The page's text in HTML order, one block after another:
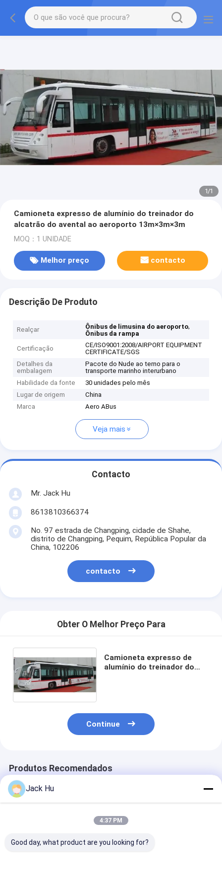
1/1
Camioneta expresso de alumínio do treinador do
alcatrão do avental ao aeroporto 13m×3m×3m
MOQ：1 UNIDADE
Melhor preço contacto
Descrição De Produto
Realçar Ônibus de limusina do aeroporto,
Ônibus da rampa
Certificação
CE/ISO9001:2008/AIRPORT EQUIPMENT
CERTIFICATE/SGS
Detalhes da
embalagem
Pacote do Nude ao terno para o
transporte marinho interurbano
Habilidade da fonte
30 unidades pelo mês
Lugar de origem
China
Marca
Aero ABus
Veja mais
Contacto
Mr. Jack Hu
8613810366374
No. 97 estrada de Changping, cidade de Shahe,
distrito de Changping, Pequim, República Popular da
China, 102206
contacto
Obter O Melhor Preço Para
Camioneta expresso de
alumínio do treinador do
Continue
Produtos Recomendados
Jack Hu
4:37 PM
Good day, what product are you looking for?